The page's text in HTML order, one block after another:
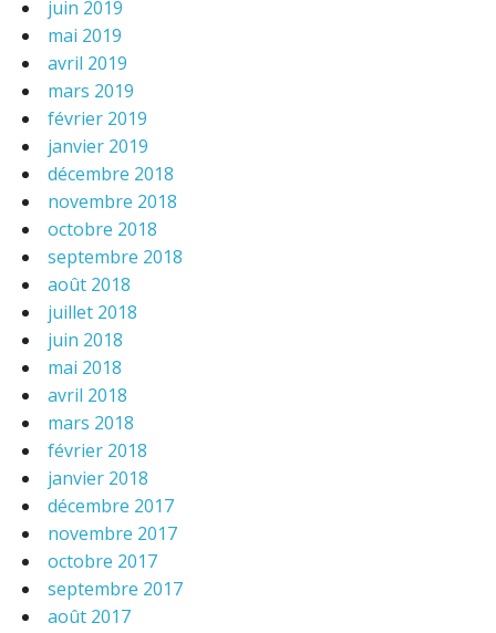
juin 2019
mai 2019
avril 2019
mars 2019
février 2019
janvier 2019
décembre 2018
novembre 2018
octobre 2018
septembre 2018
août 2018
juillet 2018
juin 2018
mai 2018
avril 2018
mars 2018
février 2018
janvier 2018
décembre 2017
novembre 2017
octobre 2017
septembre 2017
août 2017